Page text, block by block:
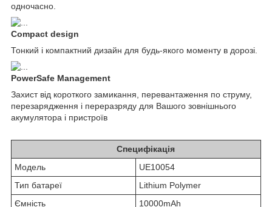
одночасно.
Compact design
Тонкий і компактний дизайн для будь-якого моменту в дорозі.
PowerSafe Management
Захист від короткого замикання, перевантаження по струму,
перезарядження і переразряду для Вашого зовнішнього
акумулятора і пристроїв
Специфікація
Модель
UE10054
Тип батареї
Lithium Polymer
Ємність
10000mAh